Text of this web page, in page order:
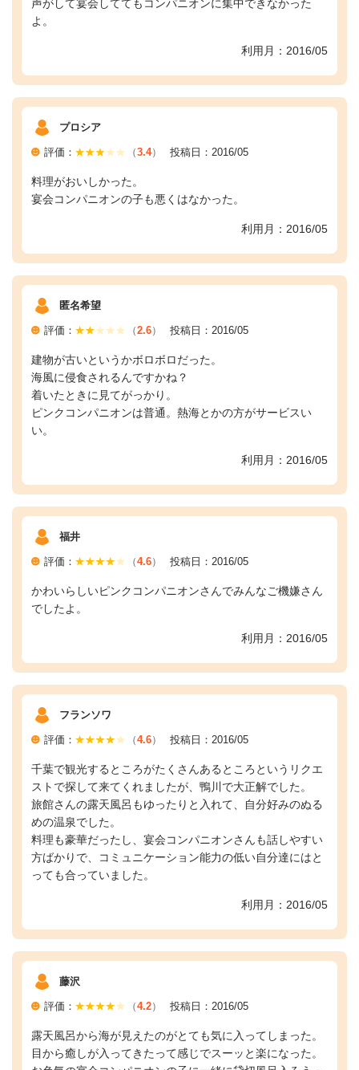
声がして宴会しててもコンパニオンに集中できなかった
よ。
利用月：2016/05
プロシア
評価： （3.4） 投稿日：2016/05
料理がおいしかった。
宴会コンパニオンの子も悪くはなかった。
利用月：2016/05
匿名希望
評価： （2.6） 投稿日：2016/05
建物が古いというかボロボロだった。
海風に侵食されるんですかね？
着いたときに見てがっかり。
ピンクコンパニオンは普通。熱海とかの方がサービスい
い。
利用月：2016/05
福井
評価： （4.6） 投稿日：2016/05
かわいらしいピンクコンパニオンさんでみんなご機嫌さん
でしたよ。
利用月：2016/05
フランソワ
評価： （4.6） 投稿日：2016/05
千葉で観光するところがたくさんあるところというリクエ
ストで探して来てくれましたが、鴨川で大正解でした。
旅館さんの露天風呂もゆったりと入れて、自分好みのぬる
めの温泉でした。
料理も豪華だったし、宴会コンパニオンさんも話しやすい
方ばかりで、コミュニケーション能力の低い自分達にはと
っても合っていました。
利用月：2016/05
藤沢
評価： （4.2） 投稿日：2016/05
露天風呂から海が見えたのがとても気に入ってしまった。
目から癒しが入ってきたって感じでスーッと楽になった。